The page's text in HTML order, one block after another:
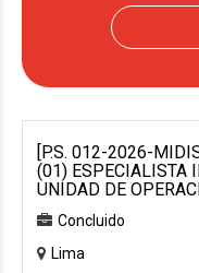
[P.S. 012-2026-
(01) ESPECIALISTA
UNIDAD DE
Concluido
Lima